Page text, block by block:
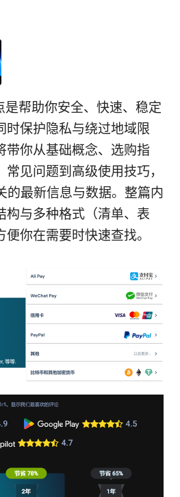
帮助你安全、快速、稳定
时保护隐私与绕过地域限
带你从基础概念、选购指
见问题到高级使用技巧，
的最新信息与数据。整篇内
构与多种格式（清单、表
你在需要时快速查找。